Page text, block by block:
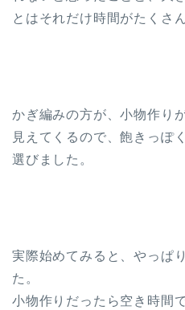
とはそれだけ時間がたくさ
かぎ編みの方が、小物作り
見えてくるので、飽きっぽ
選びました。
実際始めてみると、やっぱ
た。
小物作りだったら空き時間